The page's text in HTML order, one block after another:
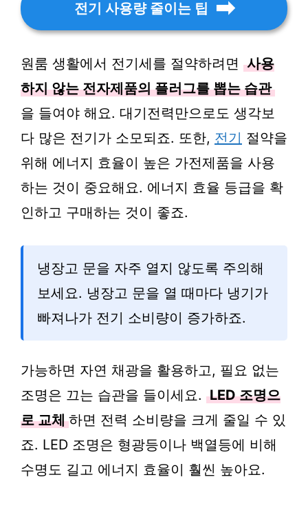
전기 사용량 줄이는 팁
원룸 생활에서 전기세를 절약하려면 사용
하지 않는 전자제품의 플러그를 뽑는 습관
을 들여야 해요. 대기전력만으로도 생각보
다 많은 전기가 소모되죠. 또한, 전기 절약을
위해 에너지 효율이 높은 가전제품을 사용
하는 것이 중요해요. 에너지 효율 등급을 확
인하고 구매하는 것이 좋죠.
냉장고 문을 자주 열지 않도록 주의해
보세요. 냉장고 문을 열 때마다 냉기가
빠져나가 전기 소비량이 증가하죠.
가능하면 자연 채광을 활용하고, 필요 없는
조명은 끄는 습관을 들이세요. LED 조명으
로 교체 하면 전력 소비량을 크게 줄일 수 있
죠. LED 조명은 형광등이나 백열등에 비해
수명도 길고 에너지 효율이 훨씬 높아요.